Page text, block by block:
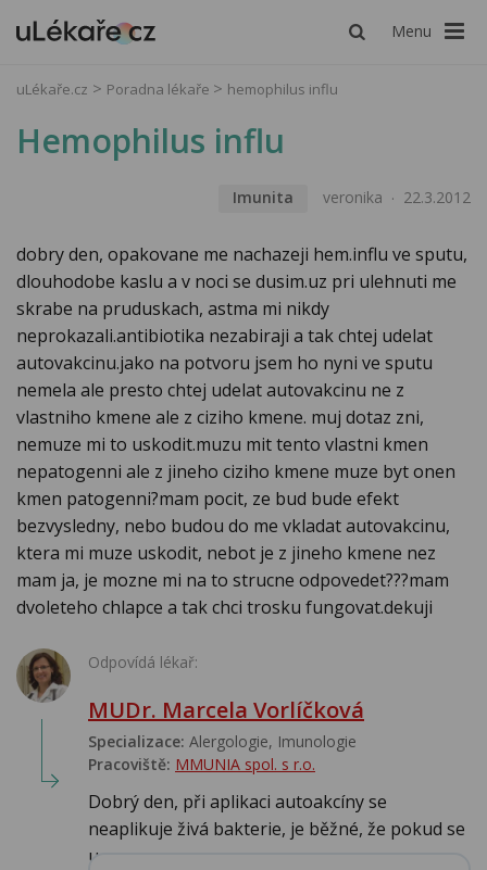
Menu
uLékaře.cz Poradna lékaře hemophilus influ
Hemophilus influ
Imunita veronika 22.3.2012
dobry den, opakovane me nachazeji hem.influ ve sputu,
dlouhodobe kaslu a v noci se dusim.uz pri ulehnuti me
skrabe na pruduskach, astma mi nikdy
neprokazali.antibiotika nezabiraji a tak chtej udelat
autovakcinu.jako na potvoru jsem ho nyni ve sputu
nemela ale presto chtej udelat autovakcinu ne z
vlastniho kmene ale z ciziho kmene. muj dotaz zni,
nemuze mi to uskodit.muzu mit tento vlastni kmen
nepatogenni ale z jineho ciziho kmene muze byt onen
kmen patogenni?mam pocit, ze bud bude efekt
bezvysledny, nebo budou do me vkladat autovakcinu,
ktera mi muze uskodit, nebot je z jineho kmene nez
mam ja, je mozne mi na to strucne odpovedet???mam
dvoleteho chlapce a tak chci trosku fungovat.dekuji
Odpovídá lékař:
MUDr. Marcela Vorlíčková
Specializace: Alergologie‎, Imunologie‎
Pracoviště: MMUNIA spol. s r.o.
Dobrý den, při aplikaci autoakcíny se
neaplikuje živá bakterie, je běžné, že pokud se
u pac...